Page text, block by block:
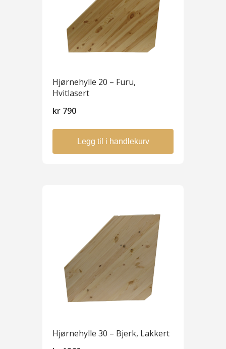
Hjørnehylle 20 – Furu,
Hvitlasert
kr 790
Legg til i handlekurv
Hjørnehylle 30 – Bjerk, Lakkert